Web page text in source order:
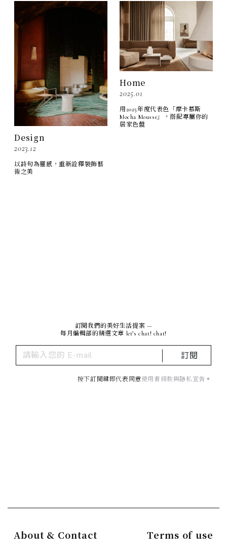
Design
2023.12
以詩句為靈感，重新詮釋裝飾藝
術之美
Home
2025.01
用2025年度代表色「摩卡慕斯
Mocha Mousse」，搭配專屬你的
居家色盤
訂閱我們的美好生活提案 —
每月編輯部的精選文章 let’s chat! chat!
訂閱
按下訂閱鍵即代表同意使用者條款與隱私宣告 。
About & Contact Terms of use